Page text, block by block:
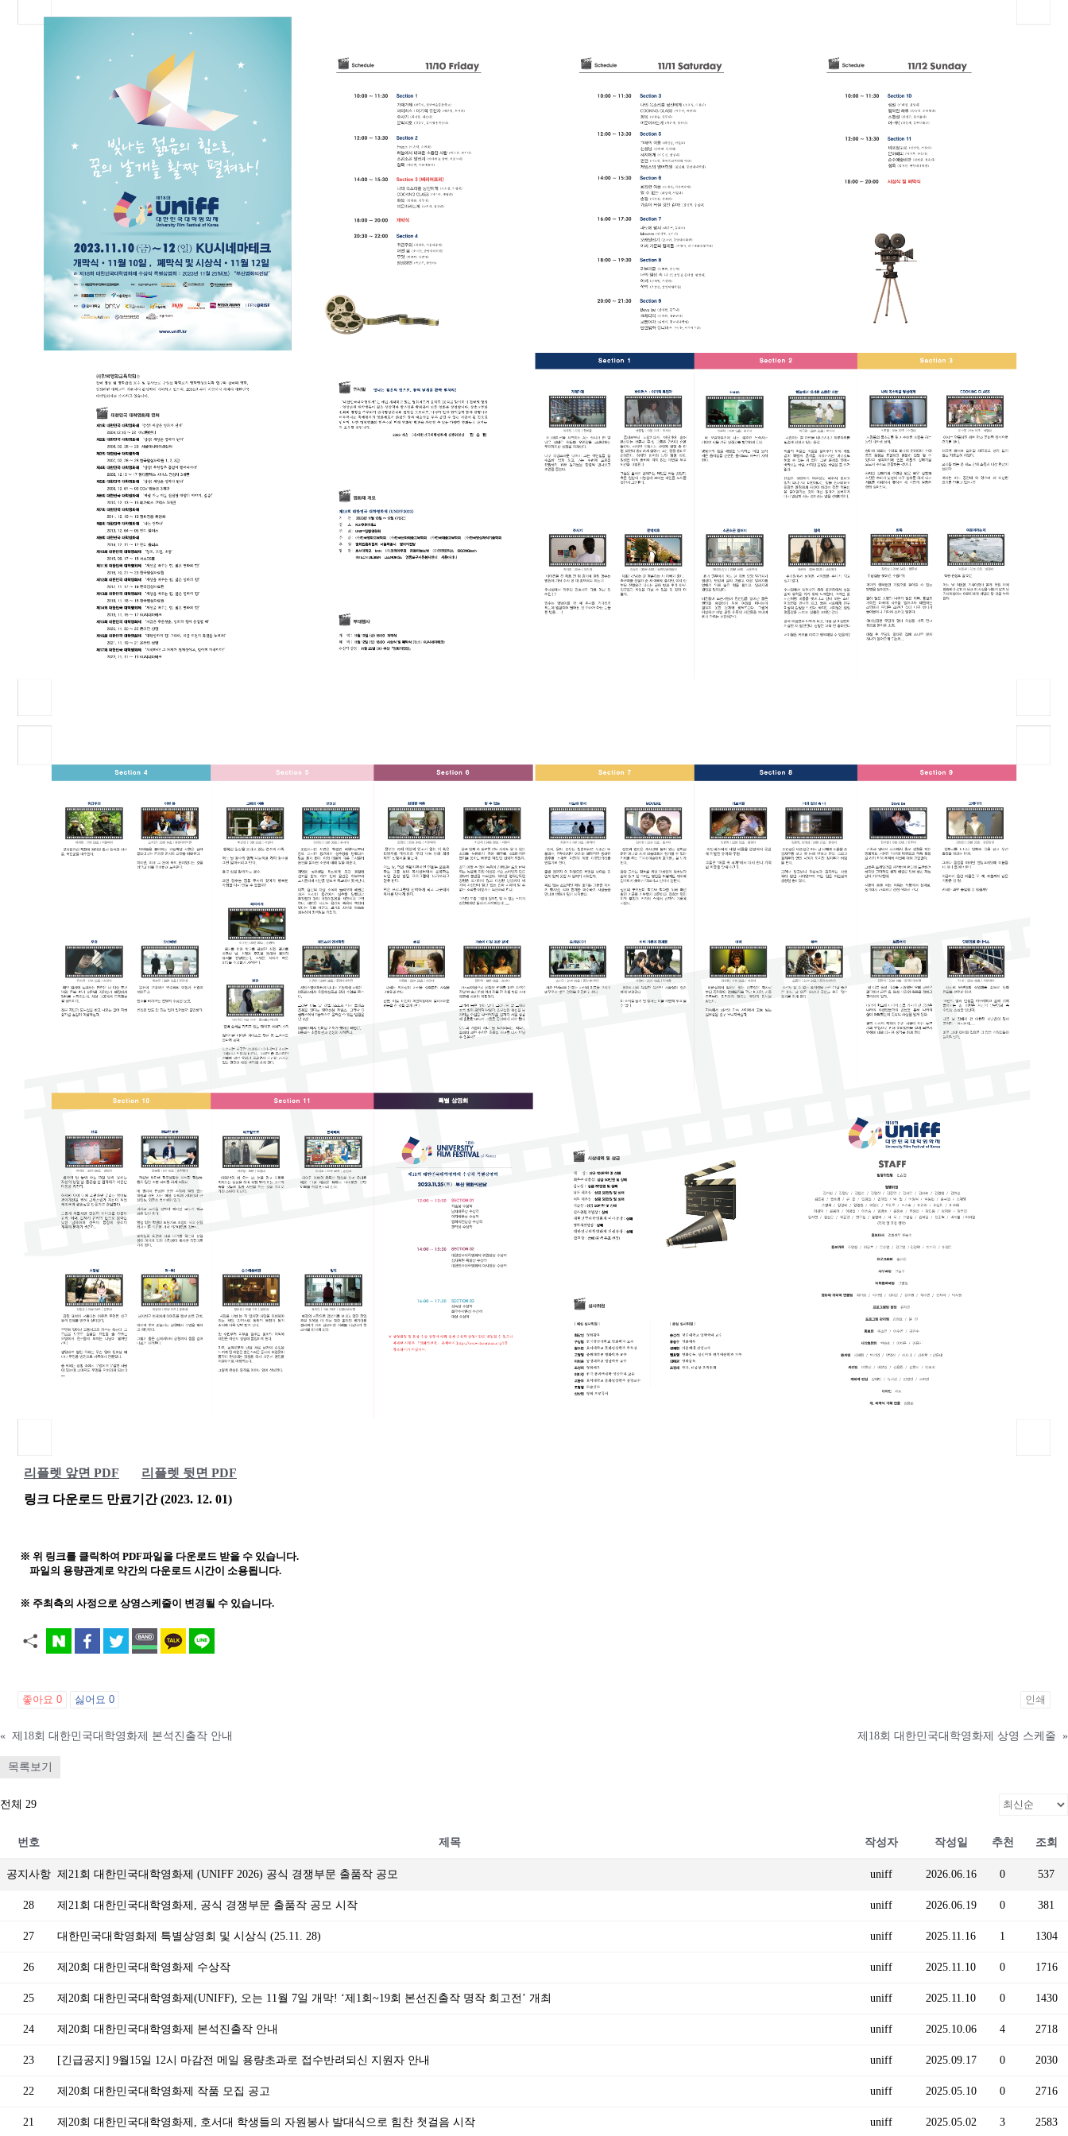
리플렛 앞면 PDF
리플렛 뒷면 PDF
링크 다운로드 만료기간 (2023. 12. 01)
※ 위 링크를 클릭하여 PDF파일을 다운로드 받을 수 있습니다.
파일의 용량관계로 약간의 다운로드 시간이 소용됩니다.
※ 주최측의 사정으로 상영스케줄이 변경될 수 있습니다.
좋아요 0 싫어요 0 인쇄
« 제18회 대한민국대학영화제 본석진출작 안내 제18회 대한민국대학영화제 상영 스케줄 »
목록보기
전체 29
번호 제목 작성자 작성일 추천 조회
공지사항 제21회 대한민국대학영화제 (UNIFF 2026) 공식 경쟁부문 출품작 공모 uniff 2026.06.16 0 537
28 제21회 대한민국대학영화제, 공식 경쟁부문 출품작 공모 시작 uniff 2026.06.19 0 381
27 대한민국대학영화제 특별상영회 및 시상식 (25.11. 28) uniff 2025.11.16 1 1304
26 제20회 대한민국대학영화제 수상작 uniff 2025.11.10 0 1716
25 제20회 대한민국대학영화제(UNIFF), 오는 11월 7일 개막! ‘제1회~19회 본선진출작 명작 회고전’ 개최 uniff 2025.11.10 0 1430
24 제20회 대한민국대학영화제 본석진출작 안내 uniff 2025.10.06 4 2718
23 [긴급공지] 9월15일 12시 마감전 메일 용량초과로 접수반려되신 지원자 안내 uniff 2025.09.17 0 2030
22 제20회 대한민국대학영화제 작품 모집 공고 uniff 2025.05.10 0 2716
21 제20회 대한민국대학영화제, 호서대 학생들의 자원봉사 발대식으로 힘찬 첫걸음 시작 uniff 2025.05.02 3 2583